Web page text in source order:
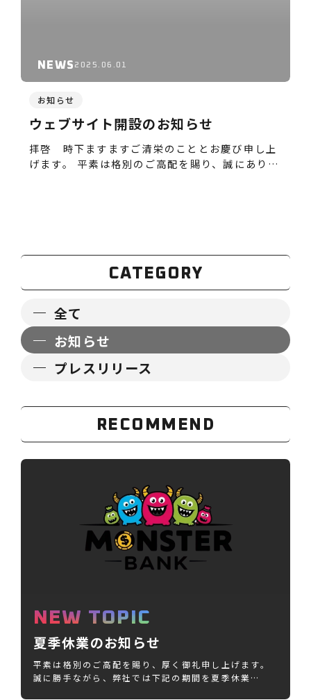
NEWS 2025.06.01
お知らせ
ウェブサイト開設のお知らせ
拝啓 時下ますますご清栄のこととお慶び申し上
げます。 平素は格別のご高配を賜り、誠にありが
CATEGORY
全て
お知らせ
プレスリリース
RECOMMEND
NEW TOPIC
夏季休業のお知らせ
平素は格別のご高配を賜り、厚く御礼申し上げます。
誠に勝手ながら、弊社では下記の期間を夏季休業…